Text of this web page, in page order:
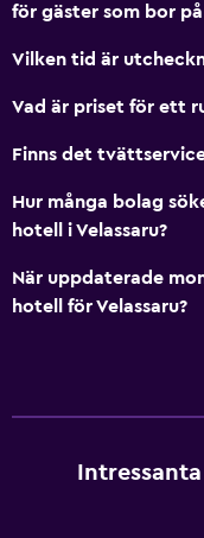
för gäster som bor på
Vilken tid är
Vad är priset för ett
Finns det
Hur många bolag
hotell i Velassaru?
När uppdaterade
hotell för Velassaru?